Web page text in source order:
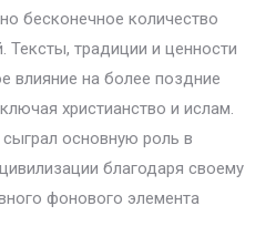
бесконечное количество
Тексты, традиции и ценности
влияние на более поздние
христианство и ислам.
основную роль в
благодаря своему
фонового элемента